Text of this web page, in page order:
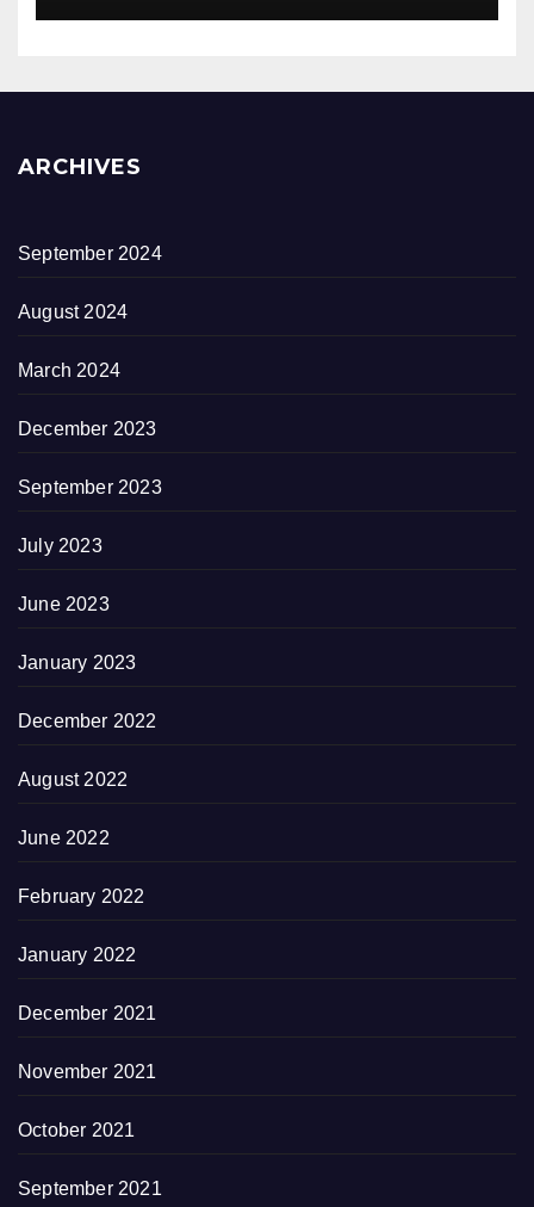
ARCHIVES
September 2024
August 2024
March 2024
December 2023
September 2023
July 2023
June 2023
January 2023
December 2022
August 2022
June 2022
February 2022
January 2022
December 2021
November 2021
October 2021
September 2021